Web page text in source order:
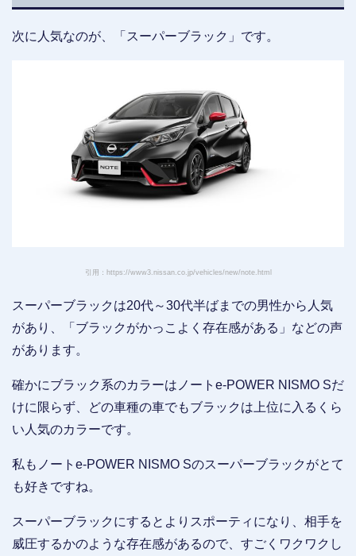
次に人気なのが、「スーパーブラック」です。
引用：https://www3.nissan.co.jp/vehicles/new/note.html
スーパーブラックは20代～30代半ばまでの男性から人気
があり、「ブラックがかっこよく存在感がある」などの声
があります。
確かにブラック系のカラーはノートe-POWER NISMO Sだ
けに限らず、どの車種の車でもブラックは上位に入るくら
い人気のカラーです。
私もノートe-POWER NISMO Sのスーパーブラックがとて
も好きですね。
スーパーブラックにするとよりスポーティになり、相手を
威圧するかのような存在感があるので、すごくワクワクし